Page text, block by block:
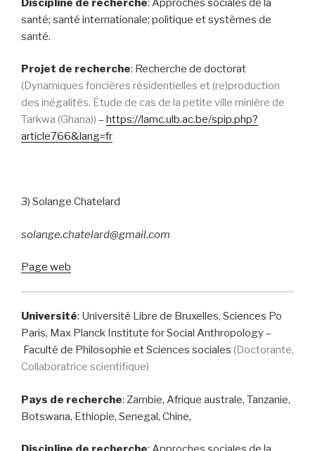
santé; santé internationale; politique et systèmes de
santé.
Projet de recherche: Recherche de doctorat
(Dynamiques foncières résidentielles et (re)production
des inégalités. Étude de cas de la petite ville minière de
Tarkwa (Ghana)) – https://lamc.ulb.ac.be/spip.php?
article766&lang=fr
3) Solange Chatelard
solange.chatelard@gmail.com
Page web
Université: Université Libre de Bruxelles, Sciences Po
Paris, Max Planck Institute for Social Anthropology –
Faculté de Philosophie et Sciences sociales (Doctorante,
Collaboratrice scientifique)
Pays de recherche: Zambie, Afrique australe, Tanzanie,
Botswana, Ethiopie, Senegal, Chine,